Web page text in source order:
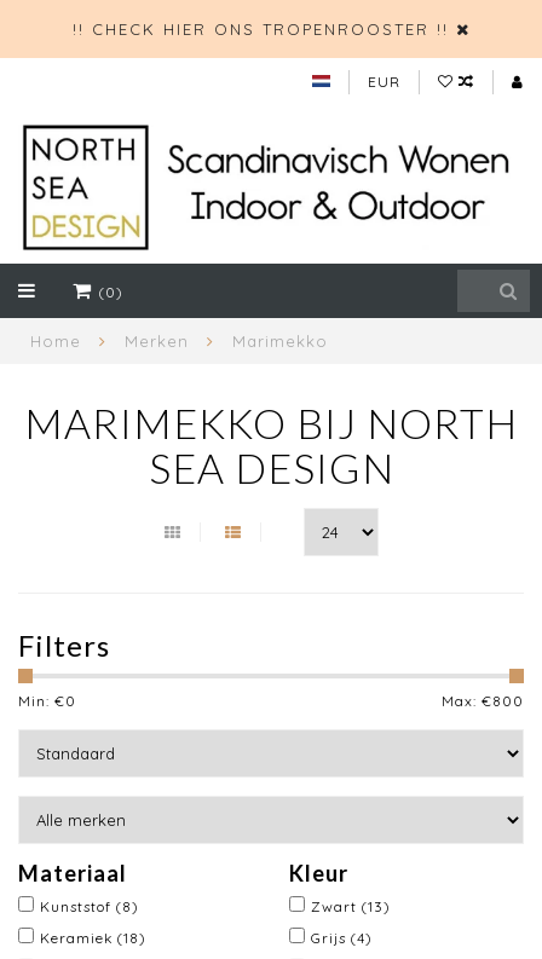
!! CHECK HIER ONS TROPENROOSTER !!
EUR
(0)
Home Merken Marimekko
MARIMEKKO BIJ NORTH
SEA DESIGN
Filters
Min: €0 Max: €800
Materiaal
Kunststof (8)
Keramiek (18)
Kleur
Zwart (13)
Grijs (4)